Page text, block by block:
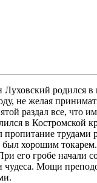
родился в
не желая
раздал все, что
в Костромской
трудами
хорошим
его гробе начали
чудеса. Мощи